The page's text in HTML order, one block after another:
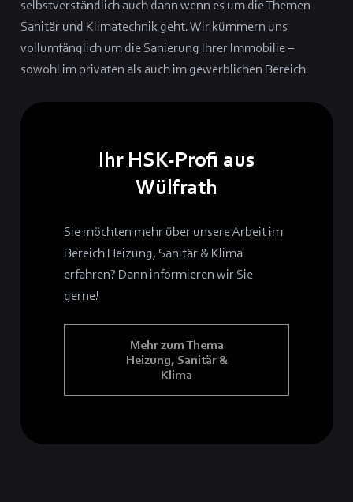
selbstverständlich auch dann wenn es um die Themen
Sanitär und Klimatechnik geht. Wir kümmern uns
vollumfänglich um die Sanierung Ihrer Immobilie –
sowohl im privaten als auch im gewerblichen Bereich.
Ihr HSK-Profi aus
Wülfrath
Sie möchten mehr über unsere Arbeit im
Bereich Heizung, Sanitär & Klima
erfahren? Dann informieren wir Sie
gerne!
Mehr zum Thema
Heizung, Sanitär &
Klima